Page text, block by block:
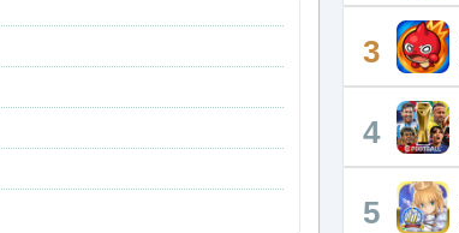
3
4
5